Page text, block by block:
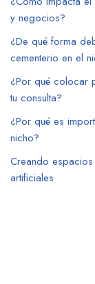
y negocios?
¿De qué forma
cementerio en el
¿Por qué colocar
tu consulta?
¿Por qué es
nicho?
Creando
artificiales